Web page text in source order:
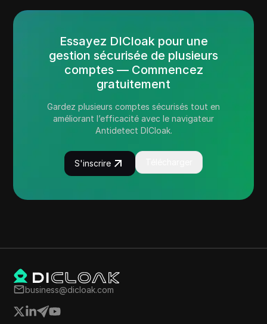
Essayez DICloak pour une
gestion sécurisée de plusieurs
comptes — Commencez
gratuitement
Gardez plusieurs comptes sécurisés tout en
améliorant l’efficacité avec le navigateur
Antidetect DICloak.
S'inscrire
business@dicloak.com